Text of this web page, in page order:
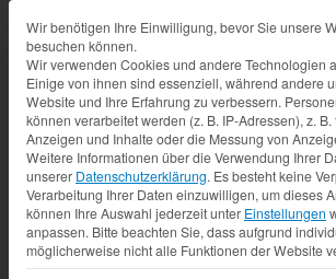
Datenschutz-Präferenz
Wir benötigen Ihre Einwilligung, bevor Sie unsere
besuchen können.
Wir verwenden Cookies und andere Technologien
Einige von ihnen sind essenziell, während andere
Website und Ihre Erfahrung zu verbessern.
können verarbeitet werden (z. B. IP-Adressen), z.
Anzeigen und Inhalte oder die Messung von
Weitere Informationen über die Verwendung Ihrer
unserer Datenschutzerklärung. Es besteht keine
Verarbeitung Ihrer Daten einzuwilligen, um dieses
können Ihre Auswahl jederzeit unter Einstellungen
anpassen. Bitte beachten Sie, dass aufgrund
möglicherweise nicht alle Funktionen der Website